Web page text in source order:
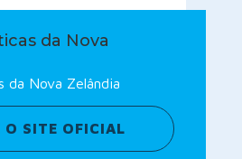
da Nova
da Nova Zelândia
O SITE OFICIAL